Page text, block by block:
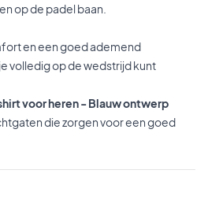
op de padel baan.
en een goed ademend
volledig op de wedstrijd kunt
voor heren - Blauw ontwerp
die zorgen voor een goed